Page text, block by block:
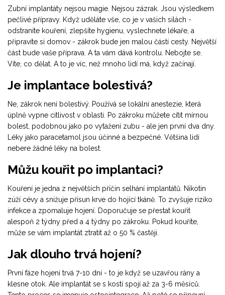
Zubní implantáty nejsou magie. Nejsou zázrak. Jsou výsledkem
pečlivé přípravy. Když uděláte vše, co je v vašich silách -
odstraníte kouření, zlepšíte hygienu, vyslechnete lékaře, a
připravíte si domov - zákrok bude jen malou částí cesty. Největší
část bude vaše příprava. A ta vám dává kontrolu. Nebojte se.
Víte, co dělat. A to je víc, než mnoho lidí má, když začínají.
Je implantace bolestivá?
Ne, zákrok není bolestivý. Používá se lokální anestezie, která
úplně vypne citlivost v oblasti. Po zákroku můžete cítit mírnou
bolest, podobnou jako po vytažení zubu - ale jen první dva dny.
Léky jako paracetamol jsou účinné a bezpečné. Většina lidí
nebere žádné léky na bolest.
Můžu kouřit po implantaci?
Kouření je jedna z největších příčin selhání implantátů. Nikotin
zúží cévy a snižuje přísun krve do hojící tkáně. To zvyšuje riziko
infekce a zpomaluje hojení. Doporučuje se přestat kouřit
alespoň 2 týdny před a 4 týdny po zákroku. Pokud kouříte,
může se vám implantát ztratit až o 50 % častěji.
Jak dlouho trvá hojení?
První fáze hojení trvá 7-10 dní - to je když se uzavřou rány a
klesne otok. Ale implantát se s kostí spojí až za 3-6 měsíců.